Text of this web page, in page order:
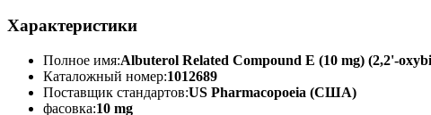
Характеристики
Полное имя:Albuterol Related Compound E (10 mg) (2,2'-
Каталожный номер:1012689
Поставщик стандартов:US Pharmacopoeia (США)
фасовка:10 mg